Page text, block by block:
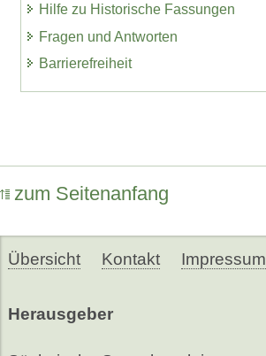
Hilfe zu Historische Fassungen
Fragen und Antworten
Barrierefreiheit
zum Seitenanfang
Übersicht Kontakt Impressum
Herausgeber